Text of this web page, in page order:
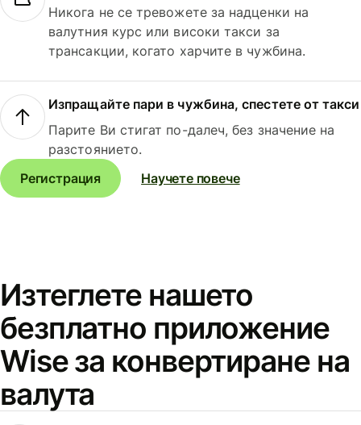
Никога не се тревожете за надценки на
валутния курс или високи такси за
трансакции, когато харчите в чужбина.
Изпращайте пари в чужбина, спестете от такси
Парите Ви стигат по-далеч, без значение на
разстоянието.
Регистрация
Научете повече
Изтеглете нашето
безплатно приложение
Wise за конвертиране на
валута